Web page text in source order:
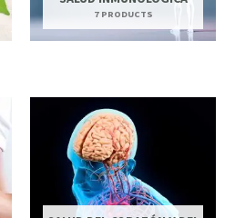
7 PRODUCTS